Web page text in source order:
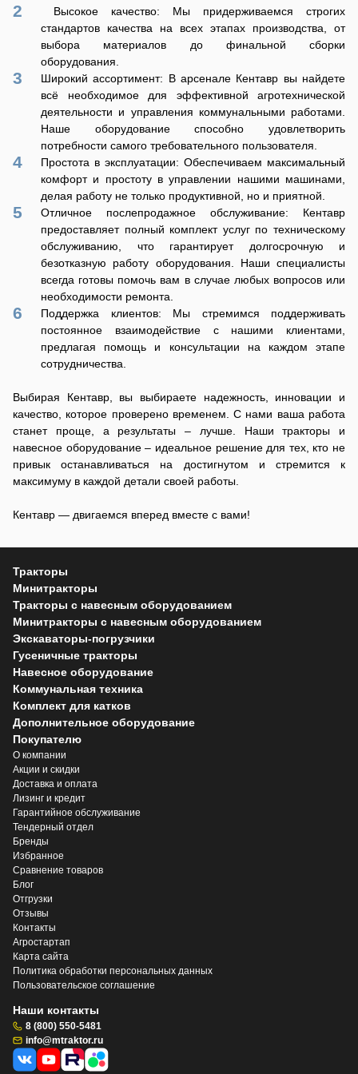
Высокое качество: Мы придерживаемся строгих
стандартов качества на всех этапах производства, от
выбора материалов до финальной сборки
оборудования.
Широкий ассортимент: В арсенале Кентавр вы найдете
всё необходимое для эффективной агротехнической
деятельности и управления коммунальными работами.
Наше оборудование способно удовлетворить
потребности самого требовательного пользователя.
Простота в эксплуатации: Обеспечиваем максимальный
комфорт и простоту в управлении нашими машинами,
делая работу не только продуктивной, но и приятной.
Отличное послепродажное обслуживание: Кентавр
предоставляет полный комплект услуг по техническому
обслуживанию, что гарантирует долгосрочную и
безотказную работу оборудования. Наши специалисты
всегда готовы помочь вам в случае любых вопросов или
необходимости ремонта.
Поддержка клиентов: Мы стремимся поддерживать
постоянное взаимодействие с нашими клиентами,
предлагая помощь и консультации на каждом этапе
сотрудничества.
Выбирая Кентавр, вы выбираете надежность, инновации и
качество, которое проверено временем. С нами ваша работа
станет проще, а результаты – лучше. Наши тракторы и
навесное оборудование – идеальное решение для тех, кто не
привык останавливаться на достигнутом и стремится к
максимуму в каждой детали своей работы.
Кентавр — двигаемся вперед вместе с вами!
Тракторы
Минитракторы
Тракторы с навесным оборудованием
Минитракторы с навесным оборудованием
Экскаваторы-погрузчики
Гусеничные тракторы
Навесное оборудование
Коммунальная техника
Комплект для катков
Дополнительное оборудование
Покупателю
О компании
Акции и скидки
Доставка и оплата
Лизинг и кредит
Гарантийное обслуживание
Тендерный отдел
Бренды
Избранное
Сравнение товаров
Блог
Отгрузки
Отзывы
Контакты
Агростартап
Карта сайта
Политика обработки персональных данных
Пользовательское соглашение
Наши контакты
8 (800) 550-5481
info@mtraktor.ru